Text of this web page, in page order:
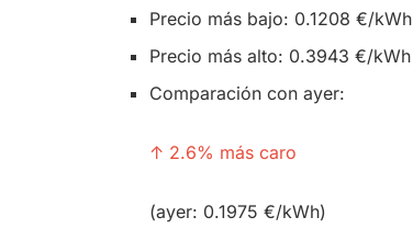
Precio más bajo: 0.1208 €/
Precio más alto: 0.3943 €/
Comparación con ayer:
↑ 2.6% más caro
(ayer: 0.1975 €/kWh)